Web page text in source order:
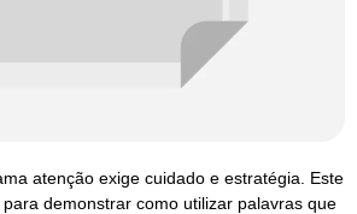
atenção exige cuidado e estratégia. Este
demonstrar como utilizar palavras que